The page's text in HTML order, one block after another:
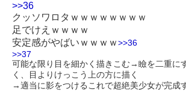
>>36
クッソワロタｗｗｗｗｗｗｗｗ
足でけえｗｗｗｗ
安定感がやばいｗｗｗｗ>>36
>>37
可能な限り目を細かく描きこむ→瞼を二重に
く、目よりけっこう上の方に描く
→適当に影をつけるこれで超絶美少女が完成